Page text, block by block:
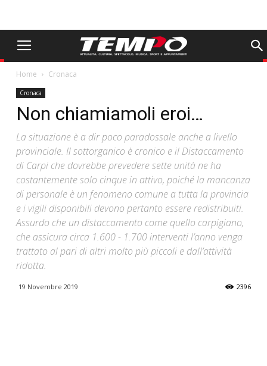
Home Cronaca
Cronaca
Non chiamiamoli eroi…
La situazione è a dir poco paradossale anche a livello
provinciale. Il sottorganico è cronico e il Distaccamento
di Carpi che dovrebbe prevedere sette unità ne ha
costantemente solo cinque in attivo, poiché la mancanza
di personale è un fenomeno comune a tutta la provincia
e i vigili disponibili devono pertanto essere redistribuiti.
Assurdo che un distaccamento come quello carpigiano,
che assicura circa 1.600 - 1.700 interventi l’anno venga
trattato al pari di altri molto più piccoli e dall’attività
ridotta.
19 Novembre 2019 2396